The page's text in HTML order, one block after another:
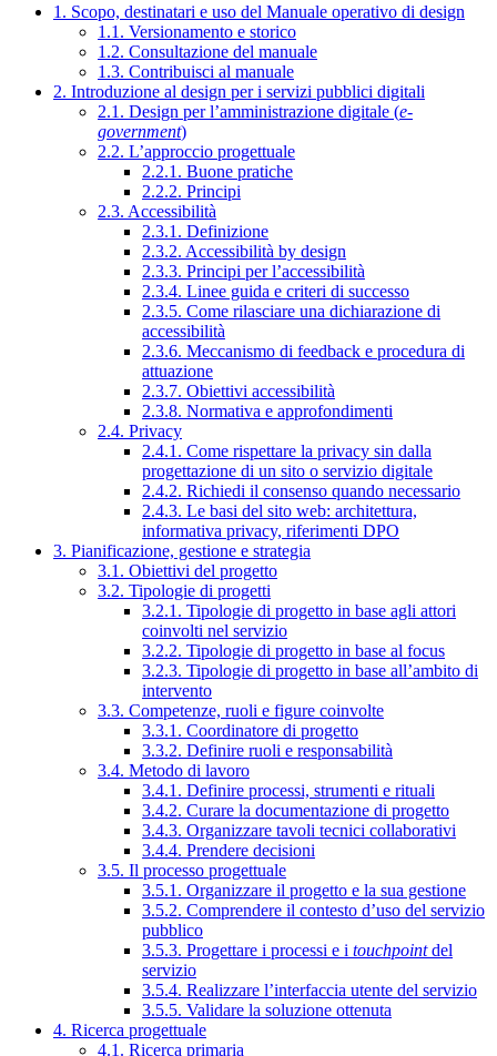
1. Scopo, destinatari e uso del Manuale operativo di design
1.1. Versionamento e storico
1.2. Consultazione del manuale
1.3. Contribuisci al manuale
2. Introduzione al design per i servizi pubblici digitali
2.1. Design per l’amministrazione digitale (e-
government)
2.2. L’approccio progettuale
2.2.1. Buone pratiche
2.2.2. Principi
2.3. Accessibilità
2.3.1. Definizione
2.3.2. Accessibilità by design
2.3.3. Principi per l’accessibilità
2.3.4. Linee guida e criteri di successo
2.3.5. Come rilasciare una dichiarazione di
accessibilità
2.3.6. Meccanismo di feedback e procedura di
attuazione
2.3.7. Obiettivi accessibilità
2.3.8. Normativa e approfondimenti
2.4. Privacy
2.4.1. Come rispettare la privacy sin dalla
progettazione di un sito o servizio digitale
2.4.2. Richiedi il consenso quando necessario
2.4.3. Le basi del sito web: architettura,
informativa privacy, riferimenti DPO
3. Pianificazione, gestione e strategia
3.1. Obiettivi del progetto
3.2. Tipologie di progetti
3.2.1. Tipologie di progetto in base agli attori
coinvolti nel servizio
3.2.2. Tipologie di progetto in base al focus
3.2.3. Tipologie di progetto in base all’ambito di
intervento
3.3. Competenze, ruoli e figure coinvolte
3.3.1. Coordinatore di progetto
3.3.2. Definire ruoli e responsabilità
3.4. Metodo di lavoro
3.4.1. Definire processi, strumenti e rituali
3.4.2. Curare la documentazione di progetto
3.4.3. Organizzare tavoli tecnici collaborativi
3.4.4. Prendere decisioni
3.5. Il processo progettuale
3.5.1. Organizzare il progetto e la sua gestione
3.5.2. Comprendere il contesto d’uso del servizio
pubblico
3.5.3. Progettare i processi e i touchpointdel
servizio
3.5.4. Realizzare l’interfaccia utente del servizio
3.5.5. Validare la soluzione ottenuta
4. Ricerca progettuale
4.1. Ricerca primaria